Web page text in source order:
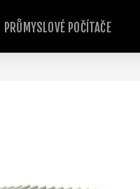
PRŮMYSLOVÉ POČÍTAČE